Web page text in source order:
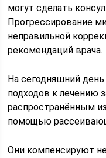
могут сделать
Прогрессирование
неправильной
рекомендаций врача.
На сегодняшний
подходов к лечению
распространённым
помощью
Они компенсируют